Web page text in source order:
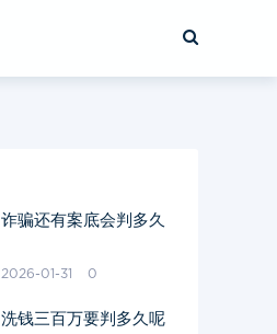
诈骗还有案底会判多久
2026-01-31 0
洗钱三百万要判多久呢